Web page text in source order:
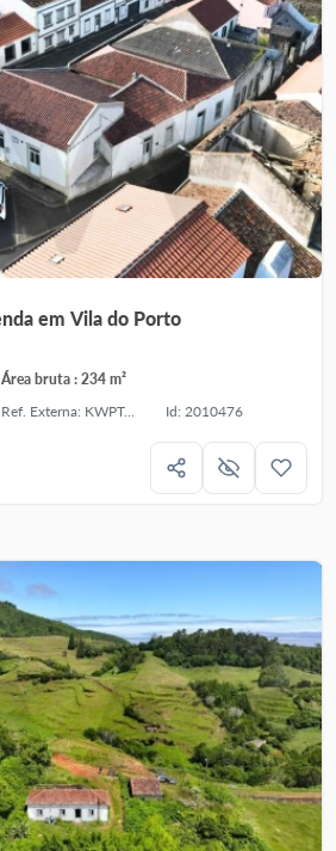
Moradia T3 para Venda em Vila do Porto
Área bruta : 234 m²
Ref. Externa: KWPT-036227 Id: 2010476